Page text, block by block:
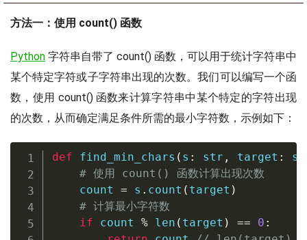
方法一：使用 count() 函数
Python 字符串自带了 count() 函数，可以用于统计字符串中
某个特定字符或子字符串出现的次数。我们可以编写一个函
数，使用 count() 函数来计算字符串中某个特定的字符出现
的次数，从而确定满足条件所需的最小字符数，示例如下：
def find_min_chars ( s : str , target :
# 使用 count() 函数计算出现次数
    count
= s . count ( target )
# 计算最小字符数
if count % len ( target ) == 0 :